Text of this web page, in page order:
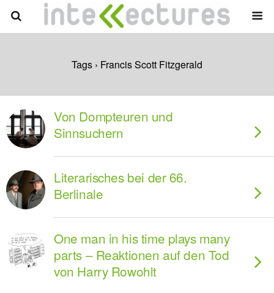
Tags › Francis Scott Fitzgerald
Von Dompteuren und
Sinnsuchern
Literarisches bei der 66.
Berlinale
One man in his time plays many
parts – Reaktionen auf den Tod
von Harry Rowohlt